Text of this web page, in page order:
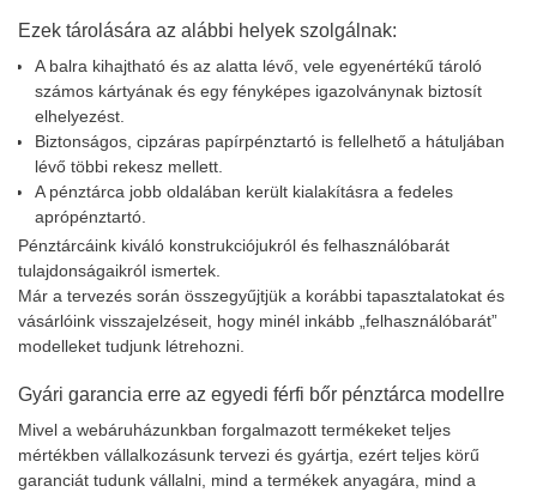
Ezek tárolására az alábbi helyek szolgálnak:
A balra kihajtható és az alatta lévő, vele egyenértékű tároló
számos kártyának és egy fényképes igazolványnak biztosít
elhelyezést.
Biztonságos, cipzáras papírpénztartó is fellelhető a hátuljában
lévő többi rekesz mellett.
A pénztárca jobb oldalában került kialakításra a fedeles
aprópénztartó.
Pénztárcáink kiváló konstrukciójukról és felhasználóbarát
tulajdonságaikról ismertek.
Már a tervezés során összegyűjtjük a korábbi tapasztalatokat és
vásárlóink visszajelzéseit, hogy minél inkább „felhasználóbarát”
modelleket tudjunk létrehozni.
Gyári garancia erre az egyedi férfi bőr pénztárca modellre
Mivel a webáruházunkban forgalmazott termékeket teljes
mértékben vállalkozásunk tervezi és gyártja, ezért teljes körű
garanciát tudunk vállalni, mind a termékek anyagára, mind a